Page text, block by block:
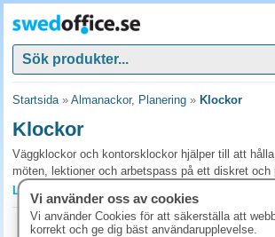
Startsida» Almanackor, Planering » Klockor
Klockor
Väggklockor och kontorsklockor hjälper till att
möten, lektioner och arbetspass på ett diskret
Med en välvald klocka skapar du ordning och ett
hela kontorsmiljön. Beställ klockor för ert kontor
SwedOffice.
Läs mer »
Klocka Unilux Pop Ø
Vi använder oss av cookies
Vi använder Cookies för att säkerställa att
korrekt och ge dig bäst användarupplevelse.